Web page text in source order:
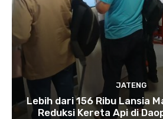
JATENG
Lebih dari 156 Ribu Lansia
Reduksi Kereta Api di